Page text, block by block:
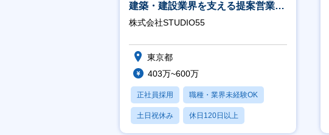
建築・建設業界を支える提案営業職
│年休125日◎フレックス
株式会社STUDIO55
東京都
403万~600万
正社員採用 職種・業界未経験OK
土日祝休み 休日120日以上